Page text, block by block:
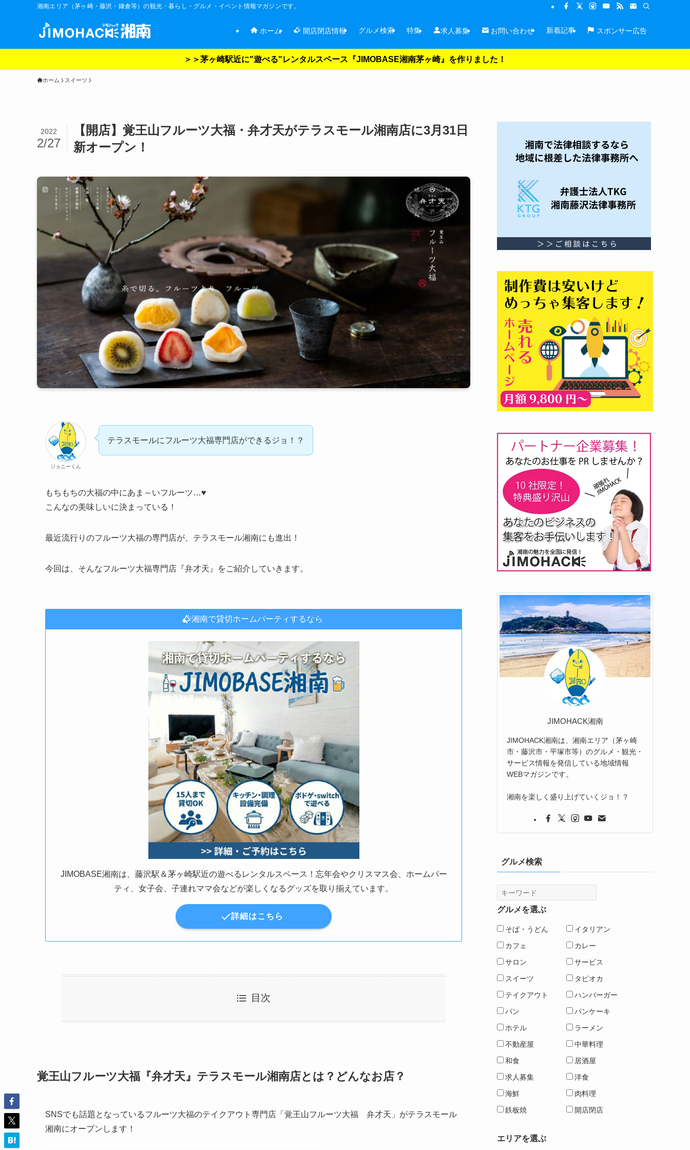
湘南エリア（茅ヶ崎・藤沢・鎌倉等）の観光・暮らし・グルメ・イベント情報マガジンです。
ホーム 開店閉店情報 グルメ検索 特集 求人募集 お問い合わせ 新着記事 スポンサー広告
＞＞茅ヶ崎駅近に"遊べる"レンタルスペース『JIMOBASE湘南茅ヶ崎』を作りました！
ホーム スイーツ
【開店】覚王山フルーツ大福・弁才天がテラスモール湘南店に3月31日
新オープン！
2022
2/27
ジョニーくん
テラスモールにフルーツ大福専門店ができるジョ！？
もちもちの大福の中にあま～いフルーツ…♥
こんなの美味しいに決まっている！
最近流行りのフルーツ大福の専門店が、テラスモール湘南にも進出！
今回は、そんなフルーツ大福専門店『弁才天』をご紹介していきます。
湘南で貸切ホームパーティするなら
JIMOBASE湘南は、藤沢駅＆茅ヶ崎駅近の遊べるレンタルスペース！忘年会やクリスマス会、ホームパー
ティ、女子会、子連れママ会などが楽しくなるグッズを取り揃えています。
詳細はこちら
目次
覚王山フルーツ大福『弁才天』テラスモール湘南店とは？どんなお店？
SNSでも話題となっているフルーツ大福のテイクアウト専門店「覚王山フルーツ大福 弁才天」がテラスモール
湘南にオープンします！
JIMOHACK湘南
JIMOHACK湘南は、湘南エリア（茅ヶ崎
市・藤沢市・平塚市等）のグルメ・観光・
サービス情報を発信している地域情報
WEBマガジンです。
湘南を楽しく盛り上げていくジョ！？
グルメ検索
グルメを選ぶ
そば・うどん
イタリアン
カフェ
カレー
サロン
サービス
スイーツ
タピオカ
テイクアウト
ハンバーガー
パン
パンケーキ
ホテル
ラーメン
不動産屋
中華料理
和食
居酒屋
求人募集
洋食
海鮮
肉料理
鉄板焼
開店閉店
エリアを選ぶ